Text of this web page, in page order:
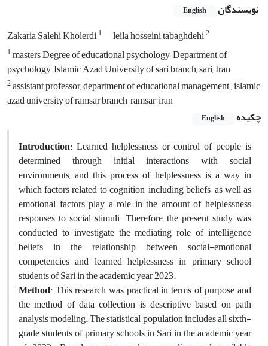
نویسندگان English
Zakaria Salehi Kholerdi1 leila hosseini tabaghdehi2
1masters Degree of educational psychology, Department of
psychology ,Islamic Azad University of sari branch, sari, Iran
2assistant professor, department of educational management , islamic
azad university of ramsar branch, ramsar, iran
چکیده
English
Introduction: Learned helplessness or control of people is
determined through initial interactions with social
environments, and this process of helplessness is a way in
which factors related to cognition, including beliefs, as well as
emotional factors play a role in the amount of helplessness
responses to social stimuli. Therefore, the present study was
conducted to investigate the mediating role of intelligence
beliefs in the relationship between social-emotional
competencies and learned helplessness in primary school
students of Sari in the academic year 2023.
Method: This research was practical in terms of purpose and
the method of data collection is descriptive based on path
analysis modeling. The statistical population includes all sixth-
grade students of primary schools in Sari in the academic year